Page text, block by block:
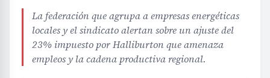
La federación que agrupa a empresas energéticas
locales y el sindicato alertan sobre un ajuste del
23% impuesto por Halliburton que amenaza
empleos y la cadena productiva regional.